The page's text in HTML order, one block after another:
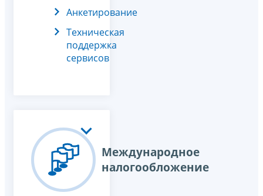
Анкетирование
Техническая
поддержка
сервисов
Международное
налогообложение